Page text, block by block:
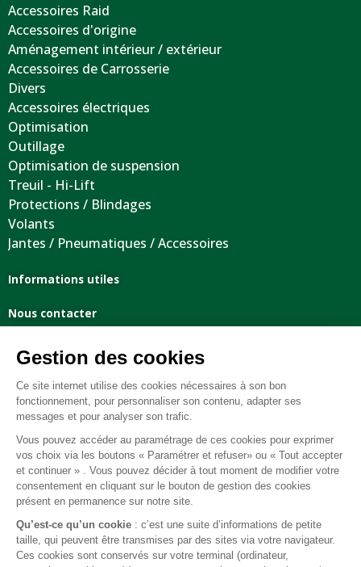
Accessoires Raid
Accessoires d'origine
Aménagement intérieur / extérieur
Accessoires de Carrosserie
Divers
Accessoires électriques
Optimisation
Outillage
Optimisation de suspension
Treuil - Hi-Lift
Protections / Blindages
Volants
Jantes / Pneumatiques / Accessoires
Informations utiles
Nous contacter
Conditions générales de vente
FAQ
© 2026 BEST OF LAND - Tous droits réservés